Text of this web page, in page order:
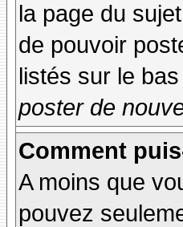
la page du
de pouvoir
listés sur le
poster de
Comment
A moins que
pouvez